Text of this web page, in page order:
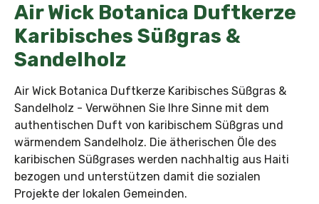
Air Wick Botanica Duftkerze
Karibisches Süßgras &
Sandelholz
Air Wick Botanica Duftkerze Karibisches Süßgras &
Sandelholz - Verwöhnen Sie Ihre Sinne mit dem
authentischen Duft von karibischem Süßgras und
wärmendem Sandelholz. Die ätherischen Öle des
karibischen Süßgrases werden nachhaltig aus Haiti
bezogen und unterstützen damit die sozialen
Projekte der lokalen Gemeinden.